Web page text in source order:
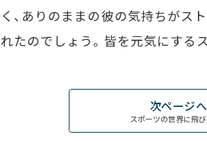
、ありのままの彼の気持ちがス
たのでしょう。皆を元気にする
次ページへ
スポーツの世界に飛